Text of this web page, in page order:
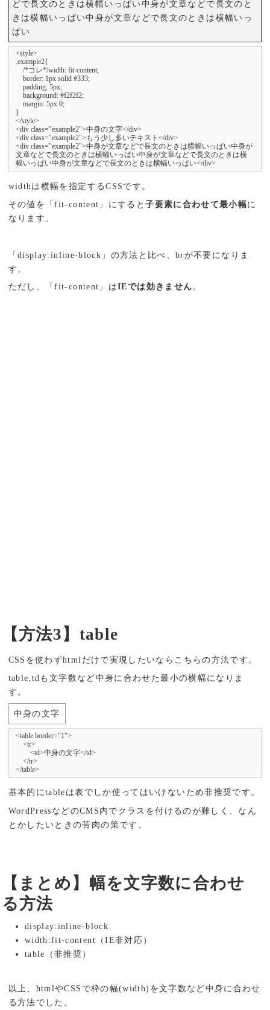
どで長文のときは横幅いっぱい中身が文章などで長文のと
きは横幅いっぱい中身が文章などで長文のときは横幅いっ
ぱい
<style>
.example2{
    /*コレ*/width: fit-content;
    padding: 5px;
    margin: 5px 0;
}
</style>
<div class="example2">中身の文字</div>
<div class="example2">もう少し多いテキスト</div>
<div class="example2">中身が文章などで長文のときは横幅いっぱい中身が
文章などで長文のときは横幅いっぱい中身が文章などで長文のときは横
幅いっぱい中身が文章などで長文のときは横幅いっぱい</div>
widthは横幅を指定するCSSです。
その値を「fit-content」にすると子要素に合わせて最小幅に
なります。
「display:inline-block」の方法と比べ、brが不要になりま
す。
ただし、「fit-content」はIEでは効きません。
【方法3】table
CSSを使わずhtmlだけで実現したいならこちらの方法です。
table,tdも文字数など中身に合わせた最小の横幅になりま
す。
中身の文字
<table border="1">
    <tr>
        <td>中身の文字</td>
    </tr>
</table>
基本的にtableは表でしか使ってはいけないため非推奨です。
WordPressなどのCMS内でクラスを付けるのが難しく、なん
とかしたいときの苦肉の策です。
【まとめ】幅を文字数に合わせ
る方法
display:inline-block
width:fit-content（IE非対応）
table（非推奨）
以上、htmlやCSSで枠の幅(width)を文字数など中身に合わせ
る方法でした。